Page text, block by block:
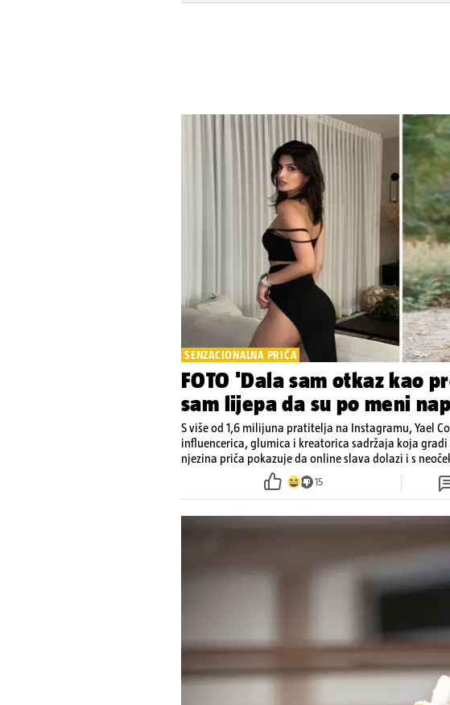
SENZACIONALNA PRIČA
FOTO 'Dala sam otkaz kao
sam lijepa da su po meni
S više od 1,6 milijuna pratitelja na Instagramu, Yael
influencerica, glumica i kreatorica sadržaja koja
njezina priča pokazuje da online slava dolazi i s
15